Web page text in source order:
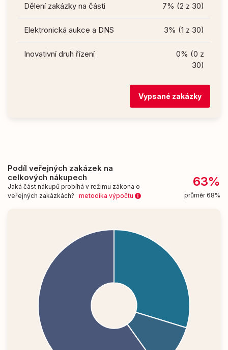
Dělení zakázky na části 7% (2 z 30)
Elektronická aukce a DNS 3% (1 z 30)
Inovativní druh řízení
0% (0 z
30)
Vypsané zakázky
Podíl veřejných zakázek na
celkových nákupech
Jaká část nákupů probíhá v režimu zákona o
veřejných zakázkách? metodika výpočtu
63%
průměr 68%